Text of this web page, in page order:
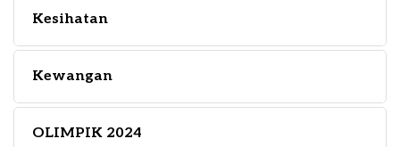
Kesihatan
Kewangan
OLIMPIK 2024